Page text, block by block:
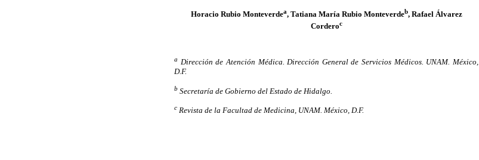
Horacio Rubio Monteverdea, Tatiana María Rubio Monteverdeb, Rafael Álvarez
Corderoc
a Dirección de Atención Médica. Dirección General de Servicios Médicos. UNAM. México,
D.F.
b Secretaría de Gobierno del Estado de Hidalgo.
c Revista de la Facultad de Medicina, UNAM. México, D.F.